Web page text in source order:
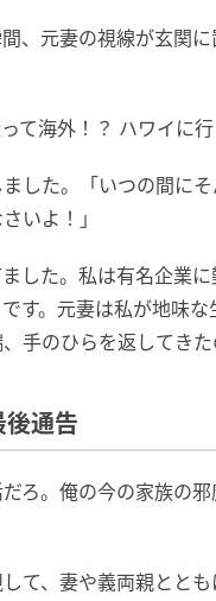
、元妻の視線が玄関
て海外！？ ハワイに行
した。「いつの間に
いよ！」
した。私は有名企業
す。元妻は私が地味
手のひらを返してきた
後通告
ろ。俺の今の家族の邪
て、妻や義両親とと